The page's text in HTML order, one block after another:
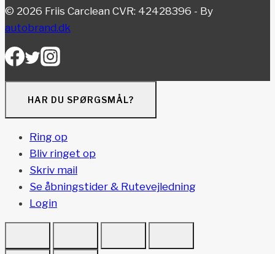
© 2026 Friis Carclean CVR: 42428396 - By
autobrand.dk
HAR DU SPØRGSMÅL?
Ring op
Bliv ringet op
Skriv mail
Se åbningstider & Rutevejledning
Login